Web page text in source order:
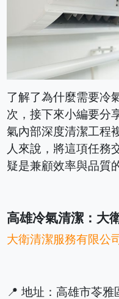
了解了為什麼需要冷
次，接下來小編要分
氣內部深度清潔工程
人來說，將這項任務
疑是兼顧效率與品質
高雄冷氣清潔：大
大衛清潔服務有限公
📍 地址：高雄市苓